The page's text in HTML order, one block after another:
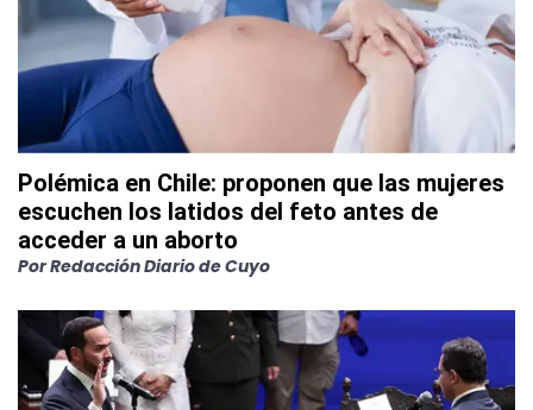
Polémica en Chile: proponen que las mujeres
escuchen los latidos del feto antes de
acceder a un aborto
PorRedacción Diario de Cuyo